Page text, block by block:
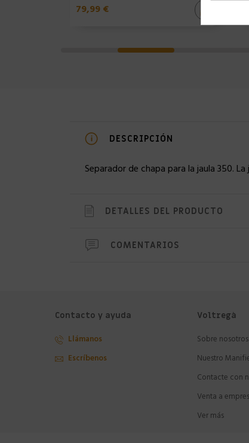
79,99 €
DESCRIPCIÓN
Separador de chapa para la jaula 350.
DETALLES DEL PRODUCTO
COMENTARIOS
Contacto y ayuda
Llámanos
Escríbenos
Voltregà
Sobre nosotros
Nuestro
Contacte con
Venta a
Ver más